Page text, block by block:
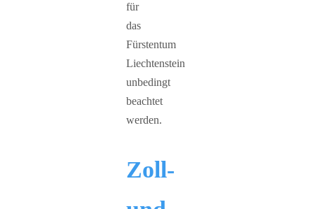
für
das
Fürstentum
Liechtenstein
unbedingt
beachtet
werden.
Zoll-